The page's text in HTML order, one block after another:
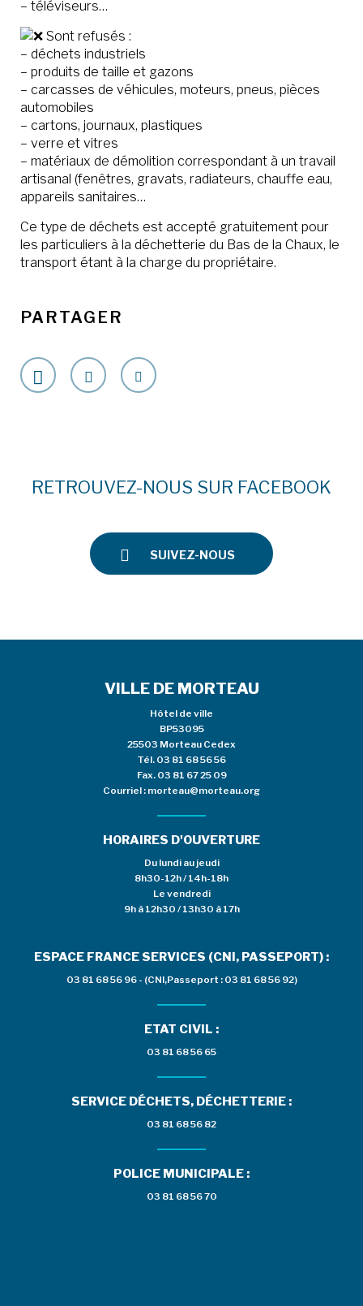
– téléviseurs…
Sont refusés :
– déchets industriels
– produits de taille et gazons
– carcasses de véhicules, moteurs, pneus, pièces
automobiles
– cartons, journaux, plastiques
– verre et vitres
– matériaux de démolition correspondant à un travail
artisanal (fenêtres, gravats, radiateurs, chauffe eau,
appareils sanitaires…
Ce type de déchets est accepté gratuitement pour
les particuliers à la déchetterie du Bas de la Chaux, le
transport étant à la charge du propriétaire.
PARTAGER
RETROUVEZ-NOUS SUR FACEBOOK
SUIVEZ-NOUS
VILLE DE MORTEAU
Hôtel de ville
BP53095
25503 Morteau Cedex
Tél. 03 81 68 56 56
Fax. 03 81 67 25 09
Courriel : morteau@morteau.org
HORAIRES D'OUVERTURE
Du lundi au jeudi
8h30-12h / 14h-18h
Le vendredi
9h à 12h30 / 13h30 à 17h
ESPACE FRANCE SERVICES (CNI, PASSEPORT) :
03 81 68 56 96 - (CNI,Passeport : 03 81 68 56 92)
ETAT CIVIL :
03 81 68 56 65
SERVICE DÉCHETS, DÉCHETTERIE :
03 81 68 56 82
POLICE MUNICIPALE :
03 81 68 56 70